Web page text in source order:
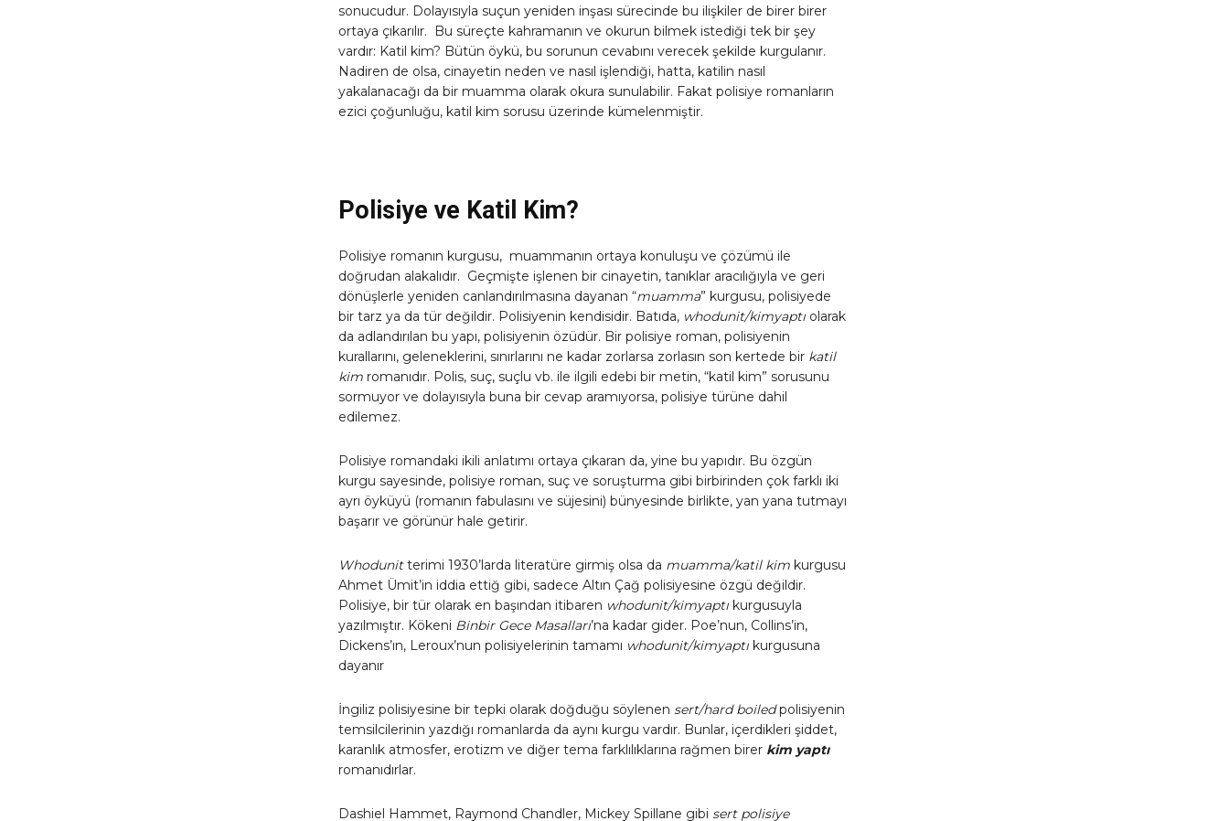
sonucudur. Dolayısıyla suçun yeniden inşası sürecinde bu ilişkiler de birer birer
ortaya çıkarılır. Bu süreçte kahramanın ve okurun bilmek istediği tek bir şey
vardır: Katil kim? Bütün öykü, bu sorunun cevabını verecek şekilde kurgulanır.
Nadiren de olsa, cinayetin neden ve nasıl işlendiği, hatta, katilin nasıl
yakalanacağı da bir muamma olarak okura sunulabilir. Fakat polisiye romanların
ezici çoğunluğu, katil kim sorusu üzerinde kümelenmiştir.
Polisiye ve Katil Kim?
Polisiye romanın kurgusu, muammanın ortaya konuluşu ve çözümü ile
doğrudan alakalıdır. Geçmişte işlenen bir cinayetin, tanıklar aracılığıyla ve geri
dönüşlerle yeniden canlandırılmasına dayanan “muamma” kurgusu, polisiyede
bir tarz ya da tür değildir. Polisiyenin kendisidir. Batıda, whodunit/kimyaptıolarak
da adlandırılan bu yapı, polisiyenin özüdür. Bir polisiye roman, polisiyenin
kurallarını, geleneklerini, sınırlarını ne kadar zorlarsa zorlasın son kertede bir katil
kimromanıdır. Polis, suç, suçlu vb. ile ilgili edebi bir metin, “katil kim” sorusunu
sormuyor ve dolayısıyla buna bir cevap aramıyorsa, polisiye türüne dahil
edilemez.
Polisiye romandaki ikili anlatımı ortaya çıkaran da, yine bu yapıdır. Bu özgün
kurgu sayesinde, polisiye roman, suç ve soruşturma gibi birbirinden çok farklı iki
ayrı öyküyü (romanın fabulasını ve süjesini) bünyesinde birlikte, yan yana tutmayı
başarır ve görünür hale getirir.
Whodunitterimi 1930’larda literatüre girmiş olsa da muamma/katil kim kurgusu
Ahmet Ümit’in iddia ettiğ gibi, sadece Altın Çağ polisiyesine özgü değildir.
Polisiye, bir tür olarak en başından itibaren whodunit/kimyaptıkurgusuyla
yazılmıştır. Kökeni Binbir Gece Masalları’na kadar gider. Poe’nun, Collins’in,
Dickens’ın, Leroux’nun polisiyelerinin tamamı whodunit/kimyaptıkurgusuna
dayanır
İngiliz polisiyesine bir tepki olarak doğduğu söylenen sert/hard boiledpolisiyenin
temsilcilerinin yazdığı romanlarda da aynı kurgu vardır. Bunlar, içerdikleri şiddet,
karanlık atmosfer, erotizm ve diğer tema farklılıklarına rağmen birer kim yaptı
romanıdırlar.
Dashiel Hammet, Raymond Chandler, Mickey Spillane gibi sert polisiye